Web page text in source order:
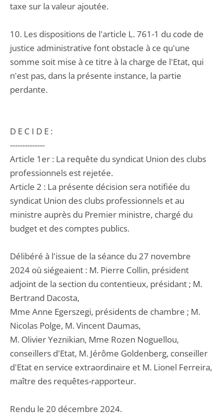
taxe sur la valeur ajoutée.
10. Les dispositions de l'article L. 761-1 du code de
justice administrative font obstacle à ce qu'une
somme soit mise à ce titre à la charge de l'Etat, qui
n'est pas, dans la présente instance, la partie
perdante.
D E C I D E :
--------------
Article 1er : La requête du syndicat Union des clubs
professionnels est rejetée.
Article 2 : La présente décision sera notifiée du
syndicat Union des clubs professionnels et au
ministre auprès du Premier ministre, chargé du
budget et des comptes publics.
Délibéré à l'issue de la séance du 27 novembre
2024 où siégeaient : M. Pierre Collin, président
adjoint de la section du contentieux, présidant ; M.
Bertrand Dacosta,
Mme Anne Egerszegi, présidents de chambre ; M.
Nicolas Polge, M. Vincent Daumas,
M. Olivier Yeznikian, Mme Rozen Noguellou,
conseillers d'Etat, M. Jérôme Goldenberg, conseiller
d'Etat en service extraordinaire et M. Lionel Ferreira,
maître des requêtes-rapporteur.
Rendu le 20 décembre 2024.